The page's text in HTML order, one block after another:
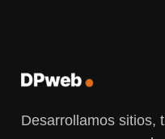
Desarrollamos sitios,